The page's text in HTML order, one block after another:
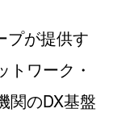
プが提供す
トワーク・
関のDX基盤